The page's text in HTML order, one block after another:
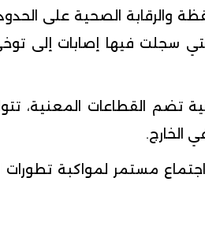
والرقابة الصحية على
سجلت فيها إصابات إلى توخي
القطاعات المعنية،
الخارج.
مستمر لمواكبة